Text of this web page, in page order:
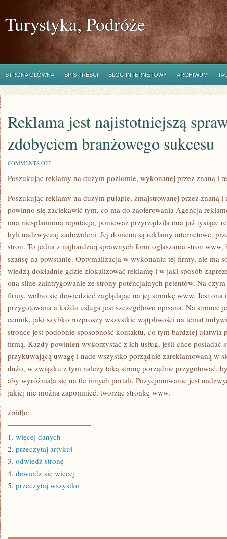
Turystyka, Podróże
STRONA GŁÓWNA SPIS TREŚCI BLOG INTERNETOWY ARCHIWUM
Reklama jest najistotniejszą
zdobyciem branżowego sukcesu
COMMENTS OFFON
JEST
NAJISTOTNIEJSZĄ
ZWIĄZANĄ
Z
BRANŻOWEGO
SUKCESU
Poszukując reklamy na dużym poziomie, wykonanej przez znaną i
Poszukując reklamy na dużym pułapie, zmajstrowanej przez znaną
powinno się zaciekawić tym, co ma do zaoferowania Agencja
ona niesplamioną reputacją, ponieważ przyrządziła ona już tysiące
byli nadzwyczaj zadowoleni. Jej domeną są reklamy internetowe,
stron. To jedna z najbardziej sprawnych form ogłaszania stron www,
szansę na powstanie. Optymalizacja w wykonaniu tej firmy, nie ma
wiedzą dokładnie gdzie zlokalizować reklamę i w jaki sposób
ona silne zaintrygowanie ze strony potencjalnych petentów. Na
firmy, wolno się dowiedzieć zaglądając na jej stronkę www. Jest ona
przygotowana a każda usługa jest szczegółowo opisana. Na
cennik, jaki szybko rozproszy wszystkie wątpliwości na temat
stronce jest podobnie sposobność kontaktu, co tym bardziej ułatwia
firmą. Każdy powinien wykorzystać z ich usług, jeśli chce posiadać
przykuwającą uwagę i nade wszystko porządnie zareklamowaną w
dużo, w związku z tym należy taką stronę porządnie przygotować,
aby wyróżniała się na tle innych portali. Pozycjonowanie jest
jakiej nie można zapomnieć, tworząc stronkę www.
źródło:
———————————
1. więcej danych
2. przeczytaj artykuł
3. odwiedź stronę
4. dowiedz się więcej
5. przeczytaj wszystko